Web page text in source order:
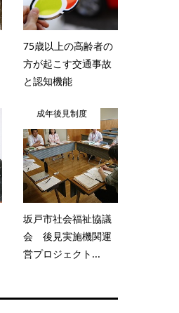
75歳以上の高齢者の
方が起こす交通事故
と認知機能
成年後見制度
坂戸市社会福祉協議
会 後見実施機関運
営プロジェクト...